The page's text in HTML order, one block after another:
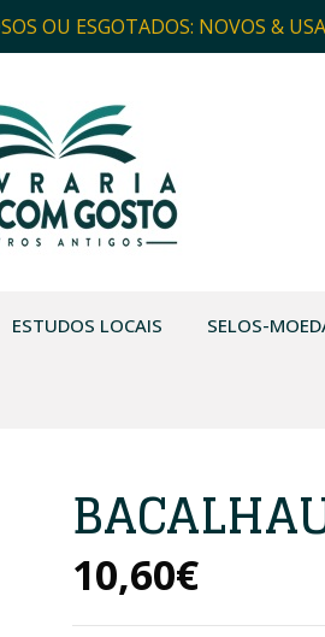
OU ESGOTADOS: NOVOS &
ESTUDOS LOCAIS SELOS-
10,60€